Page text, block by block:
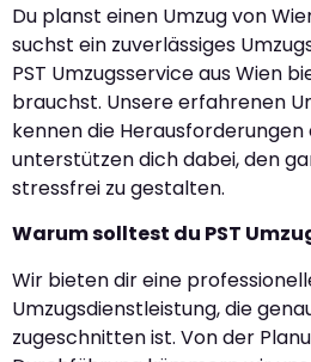
Du planst einen Umzug von
suchst ein zuverlässiges
PST Umzugsservice aus Wien
brauchst. Unsere erfahrenen
kennen die Herausforderungen
unterstützen dich dabei, den
stressfrei zu gestalten.
Warum solltest du PST
Wir bieten dir eine
Umzugsdienstleistung, die
zugeschnitten ist. Von der